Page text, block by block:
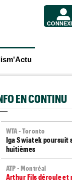
EN CONTINU
WTA - Toronto
Iga Swiatek poursuit
huitièmes
ATP - Montréal
Arthur Fils déroule et